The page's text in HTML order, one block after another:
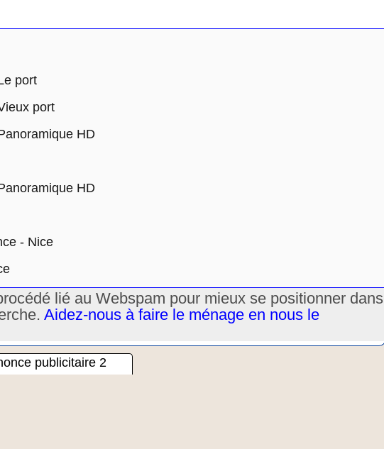
port
port
HD
HD
- Nice
lié au Webspam pour mieux se positionner dans
Aidez-nous à faire le ménage en nous le
publicitaire 2